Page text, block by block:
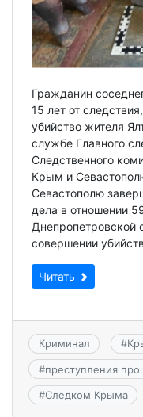
Гражданин
15 лет от
убийство жителя
службе Главного
Следственного
Крым и
Севастополю
дела в отношении
Днепропетровской
совершении
Читать
Криминал #
#преступления
#Следком Крыма